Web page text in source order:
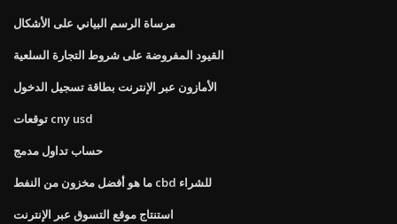
مرساة الرسم البياني على الأشكال
القيود المفروضة على شروط التجارة السلعية
الأمازون عبر الإنترنت بطاقة تسجيل الدخول
توقعات cny usd
حساب تداول مدمج
ما هو أفضل مخزون من النفط cbd للشراء
استنتاج موقع التسوق عبر الإنترنت